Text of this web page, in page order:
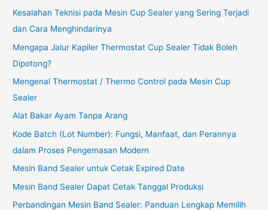
Kesalahan Teknisi pada Mesin Cup Sealer yang Sering Terjadi
dan Cara Menghindarinya
Mengapa Jalur Kapiler Thermostat Cup Sealer Tidak Boleh
Dipotong?
Mengenal Thermostat / Thermo Control pada Mesin Cup
Sealer
Alat Bakar Ayam Tanpa Arang
Kode Batch (Lot Number): Fungsi, Manfaat, dan Perannya
dalam Proses Pengemasan Modern
Mesin Band Sealer untuk Cetak Expired Date
Mesin Band Sealer Dapat Cetak Tanggal Produksi
Perbandingan Mesin Band Sealer: Panduan Lengkap Memilih